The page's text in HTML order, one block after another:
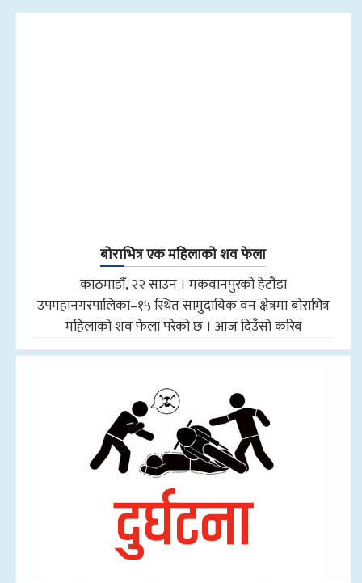
बोराभित्र एक महिलाको शव फेला
काठमाडौँ, २२ साउन । मकवानपुरको हेटौंडा
उपमहानगरपालिका–१५ स्थित सामुदायिक वन क्षेत्रमा बोराभित्र
महिलाको शव फेला परेको छ । आज दिउँसो करिब